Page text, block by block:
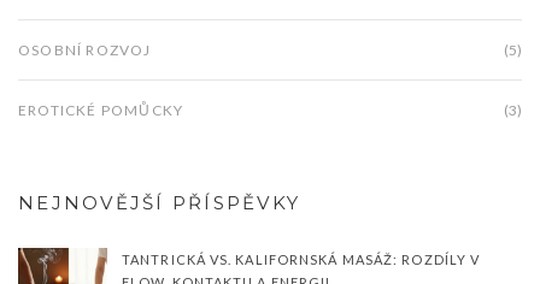
OSOBNÍ ROZVOJ (5)
EROTICKÉ POMŮCKY (3)
NEJNOVĚJŠÍ PŘÍSPĚVKY
TANTRICKÁ VS. KALIFORNSKÁ MASÁŽ: ROZDÍLY V